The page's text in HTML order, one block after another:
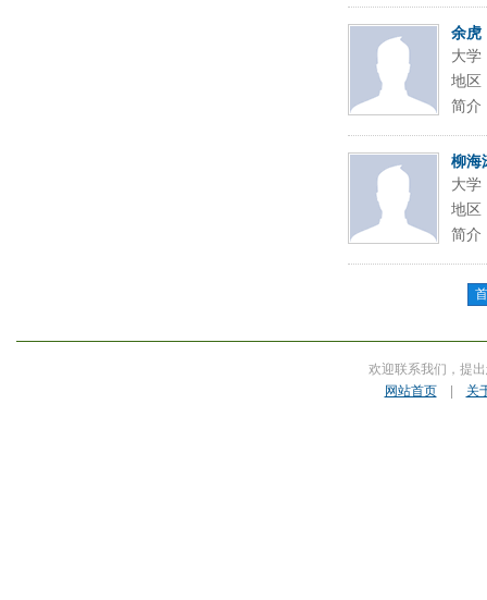
余虎
大学
地区
简介
柳海
大学
地区
简介
欢迎联系我们，提
网站首页| 关